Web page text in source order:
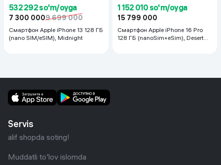
УПРАВЛЕНИЕ ЖЕСТАМИПРОСТО ПОДАЙТЕ ЗНАК
Вам больше не потребуется постоянно подходить к
устройству, чтобы нажать кнопку. Просто поднимите руку,
532 292 so'm/oyga
7 300 0009 699 000
Смартфон Apple iPhone 13 128 ГБ
(nano SIM/eSIM), Midnight
1 152 010 so'm/oyga
15 799 000
Смартфон Apple iPhone 16 Pro
128 ГБ (nanoSim+eSim), Desert
Servis
alif shopda soting!
Muddatli to'lov islomda